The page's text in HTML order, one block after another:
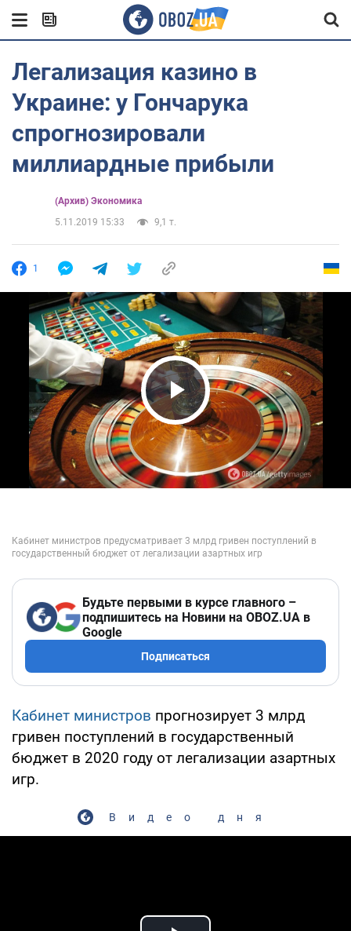
Легализация казино в
Украине: у Гончарука
спрогнозировали
миллиардные прибыли
(Архив) Экономика
5.11.2019 15:33
9,1 т.
1
Play Video
Будьте первыми в курсе главного –
подпишитесь на Новини на OBOZ.UA в
Google
Подписаться
Кабинет министров прогнозирует 3 млрд
гривен поступлений в государственный
бюджет в 2020 году от легализации азартных
игр.
Видео дня